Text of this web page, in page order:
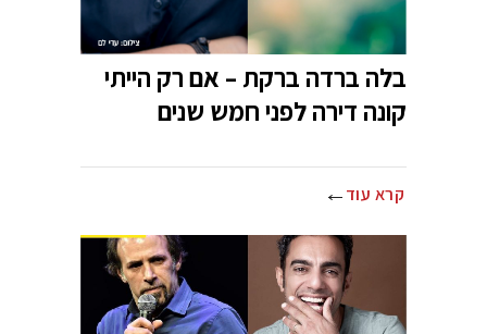
בלה ברדה ברקת – אם רק הייתי
קונה דירה לפני חמש שנים
קרא עוד